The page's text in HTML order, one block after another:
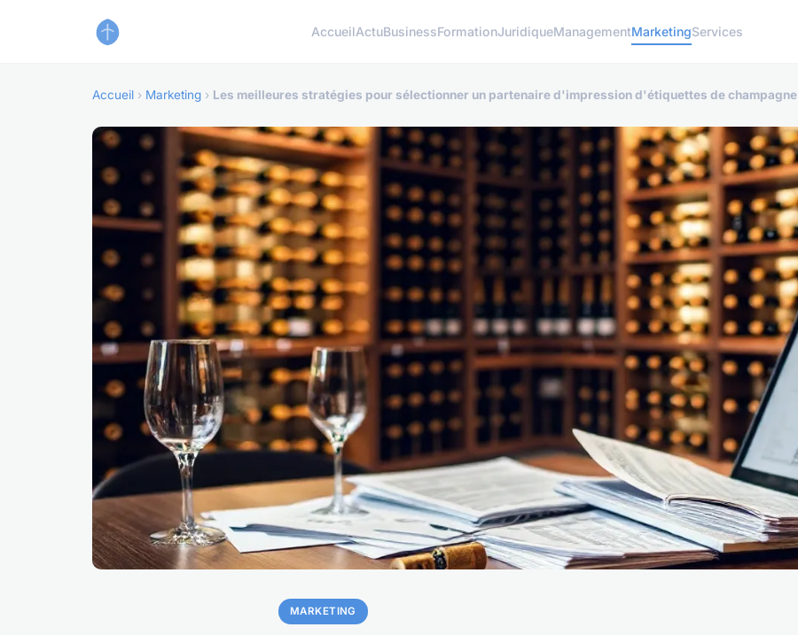
AccueilActuBusinessFormationJuridiqueManagementMarketingServices
Accueil › Marketing › Les meilleures stratégies pour sélectionner un partenaire d'impression d'étiquettes de champagne
MARKETING